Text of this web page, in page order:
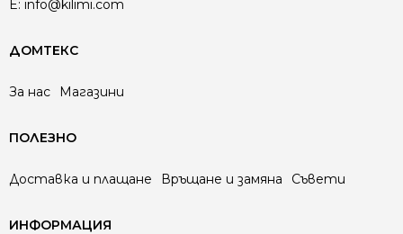
E: info@kilimi.com
ДОМТЕКС
За нас Магазини
ПОЛЕЗНО
Доставка и плащане Връщане и замяна Съвети
ИНФОРМАЦИЯ